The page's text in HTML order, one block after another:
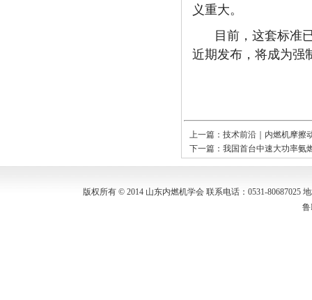
义重大。
目前，这套标准
近期发布，将成为强
上一篇： 技术前沿｜内燃机摩擦
下一篇： 我国首台中速大功率氨
版权所有 © 2014 山东内燃机学会 联系电话：0531-80687025
鲁